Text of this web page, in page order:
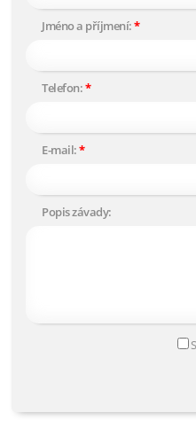
Jméno a příjmení:
Telefon:
E-mail:
Popis závady: